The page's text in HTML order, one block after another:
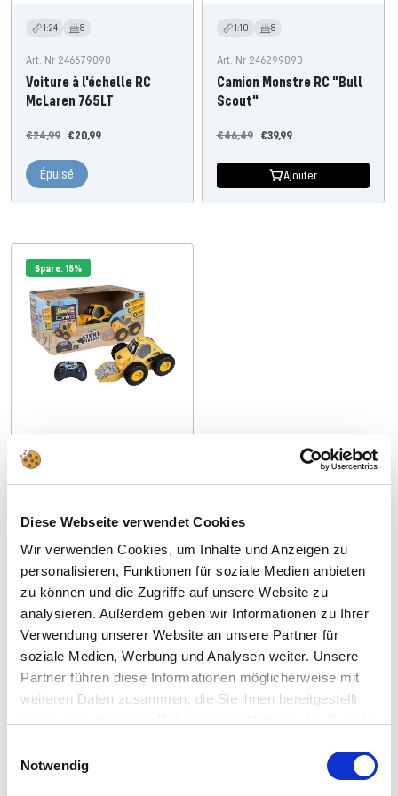
Diese Webseite verwendet Cookies
Wir verwenden Cookies, um Inhalte und Anzeigen zu
personalisieren, Funktionen für soziale Medien anbieten
zu können und die Zugriffe auf unsere Website zu
analysieren. Außerdem geben wir Informationen zu Ihrer
Verwendung unserer Website an unsere Partner für
soziale Medien, Werbung und Analysen weiter. Unsere
Partner führen diese Informationen möglicherweise mit
weiteren Daten zusammen, die Sie ihnen bereitgestellt
Notwendig
1:24 8
Art. Nr 246679090
Voiture à l'échelle RC
McLaren 765LT
Prix
l'offre
€20,99
Prix
€24,99
Épuisé
1:10 8
Art. Nr 246299090
Camion Monstre RC "Bull
Scout"
Prix
l'offre
€39,99
Prix
€46,49
Ajouter
Spare: 15%
Camion RC "Mon petit
Prix
de
l'offre
€16,99
Prix
régulier
€19,99
Ajouter